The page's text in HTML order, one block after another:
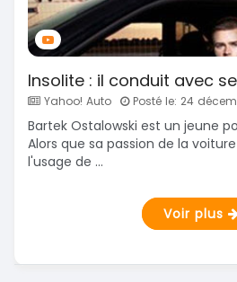
Insolite : il conduit avec
Yahoo! Auto Posté le: 24
Bartek Ostalowski est un jeune
Alors que sa passion de la
l'usage de ...
Voir plus